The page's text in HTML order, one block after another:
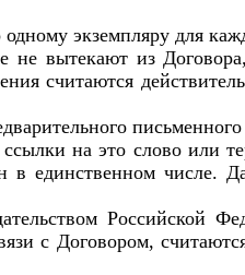
экземпляру для
не вытекают из
считаются
на это слово или
единственном числе.
Российской
с Договором,